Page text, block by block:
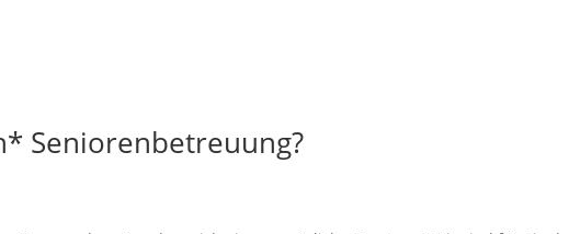
Seniorenbetreuung?